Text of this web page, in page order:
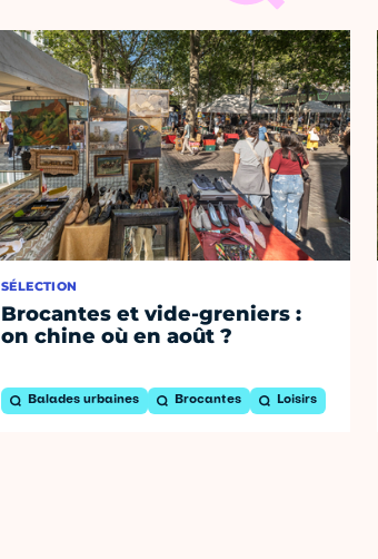
SÉLECTION
Brocantes et vide-greniers :
on chine où en août ?
Balades urbaines Brocantes Loisirs